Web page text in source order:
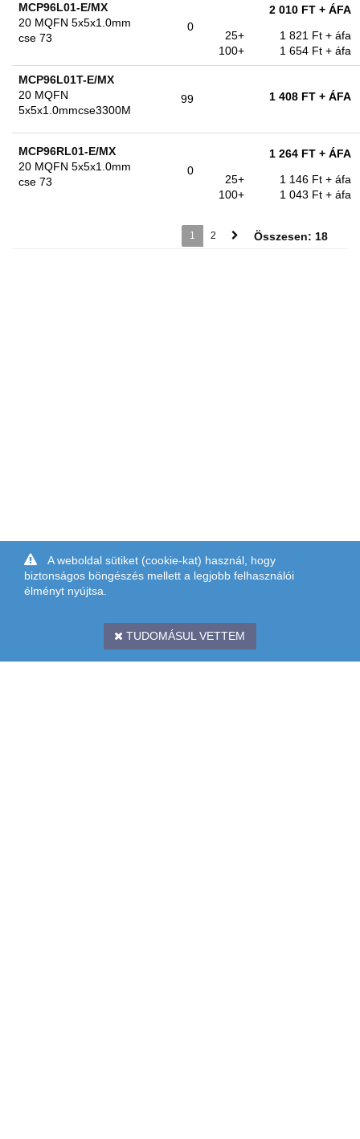
MCP96L01-E/MX
20 MQFN 5x5x1.0mm
cse 73
0
2 010 FT + ÁFA
25+
1 821 Ft + áfa
100+
1 654 Ft + áfa
MCP96L01T-E/MX
20 MQFN
5x5x1.0mmcse3300M
99 1 408 FT + ÁFA
MCP96RL01-E/MX
20 MQFN 5x5x1.0mm
cse 73
0
1 264 FT + ÁFA
25+
1 146 Ft + áfa
100+
1 043 Ft + áfa
1 2 Összesen: 18
A weboldal sütiket (cookie-kat) használ, hogy
biztonságos böngészés mellett a legjobb felhasználói
élményt nyújtsa.
TUDOMÁSUL VETTEM